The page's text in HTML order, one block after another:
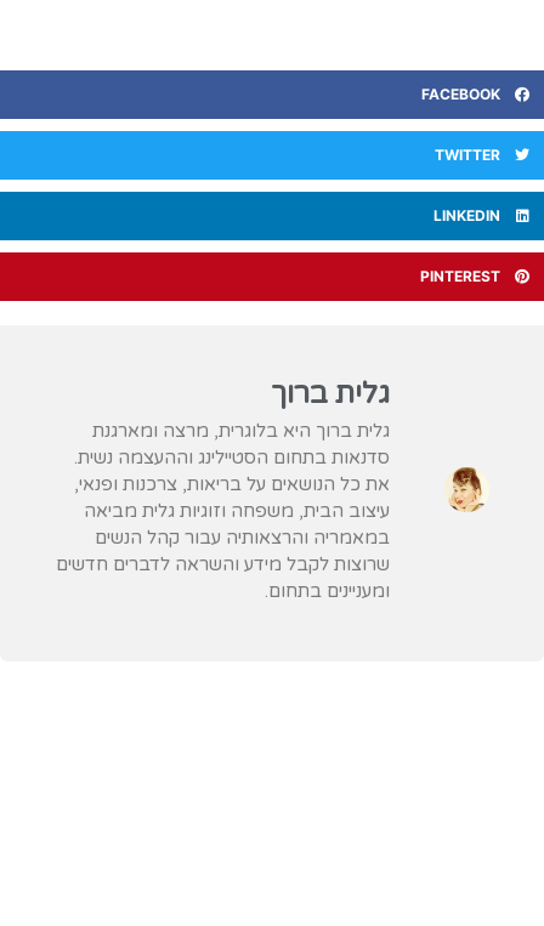
FACEBOOK
TWITTER
LINKEDIN
PINTEREST
גלית ברוך
גלית ברוך היא בלוגרית, מרצה ומארגנת
סדנאות בתחום הסטיילינג וההעצמה נשית.
את כל הנושאים על בריאות, צרכנות ופנאי,
עיצוב הבית, משפחה וזוגיות גלית מביאה
במאמריה והרצאותיה עבור קהל הנשים
שרוצות לקבל מידע והשראה לדברים חדשים
ומעניינים בתחום.